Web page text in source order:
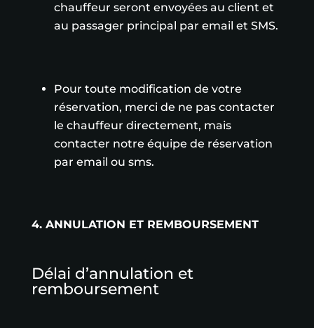
chauffeur seront envoyées au client et
au passager principal par email et SMS.
Pour toute modification de votre
réservation, merci de ne pas contacter
le chauffeur directement, mais
contacter notre équipe de réservation
par email ou sms.
4. ANNULATION ET REMBOURSEMENT
Délai d’annulation et
remboursement